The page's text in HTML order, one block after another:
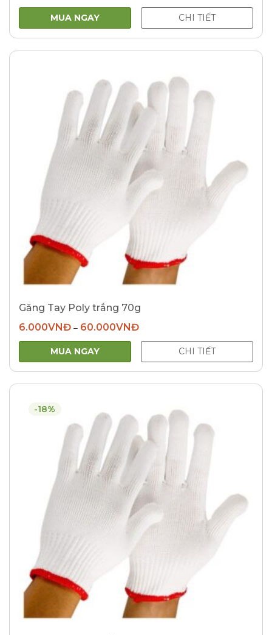
MUA NGAY CHI TIẾT
Găng Tay Poly trắng 70g
6.000VNĐ– 60.000VNĐ
MUA NGAY CHI TIẾT
-18%